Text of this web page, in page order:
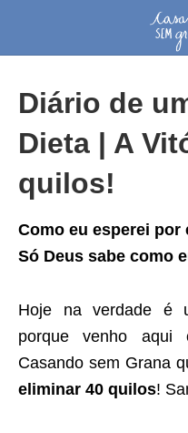
Diário de
Dieta | A
quilos!
Como eu esperei por
Só Deus sabe como
Hoje na verdade é
porque venho aqui
Casando sem Grana
eliminar 40 quilos!